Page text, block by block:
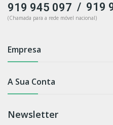
919 945 097 / 919
(Chamada para a rede móvel nacional)
Empresa
A Sua Conta
Newsletter